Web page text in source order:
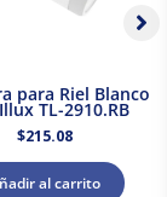
para Riel Blanco
TL-2910.RB
$215.08
al carrito